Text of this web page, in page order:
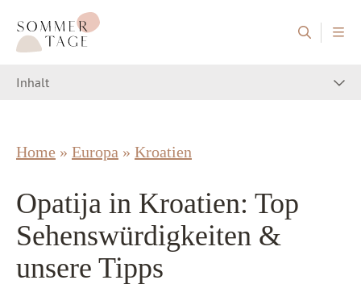
Zum Inhalt springen
Sommertage - Der Reiseblog aus Österreich
Inhalt
Home » Europa » Kroatien
Opatija in Kroatien: Top
Sehenswürdigkeiten &
unsere Tipps